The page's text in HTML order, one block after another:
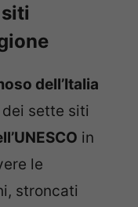
dell’Italia
dei sette siti
in
le
stroncati